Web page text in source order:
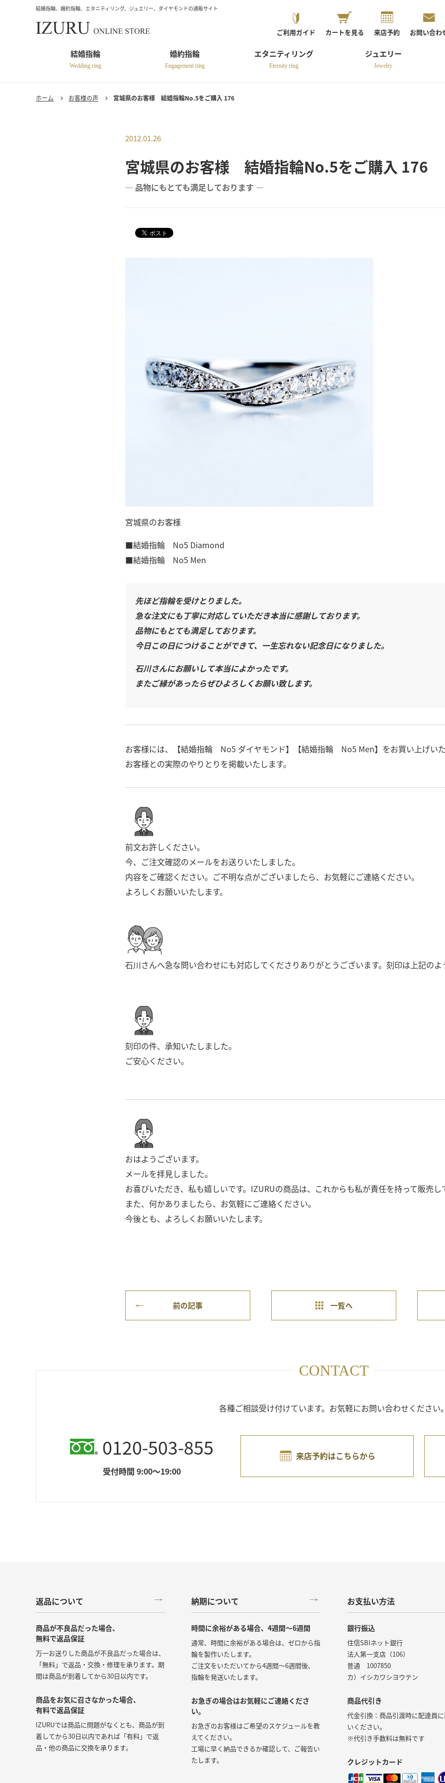
結婚指輪、婚約指輪、エタニティリング、ジュエリー、ダイヤモンドの通販サイト
ご利用ガイド カートを見る 来店予約 お問い合わ
結婚指輪
Wedding ring
婚約指輪
Engagement ring
エタニティリング
Eternity ring
ジュエリー
Jewelry
ホーム お客様の声 宮城県のお客様 結婚指輪No.5をご購入 176
2012.01.26
宮城県のお客様 結婚指輪No.5をご購入 176
― 品物にもとても満足しております ―
宮城県のお客様
■結婚指輪 No5 Diamond
■結婚指輪 No5 Men
先ほど指輪を受けとりました。
急な注文にも丁寧に対応していただき本当に感謝しております。
品物にもとても満足しております。
今日この日につけることができて、一生忘れない記念日になりました。
石川さんにお願いして本当によかったです。
またご縁があったらぜひよろしくお願い致します。
お客様には、【結婚指輪 No5 ダイヤモンド】【結婚指輪 No5 Men】をお買い上げいた
お客様との実際のやりとりを掲載いたします。
前文お許しください。
今、ご注文確認のメールをお送りいたしました。
内容をご確認ください。ご不明な点がございましたら、お気軽にご連絡ください。
よろしくお願いいたします。
石川さんへ急な問い合わせにも対応してくださりありがとうございます。刻印は上記のよ
刻印の件、承知いたしました。
ご安心ください。
おはようございます。
メールを拝見しました。
お喜びいただき、私も嬉しいです。IZURUの商品は、これからも私が責任を持って販売し
また、何かありましたら、お気軽にご連絡ください。
今後とも、よろしくお願いいたします。
前の記事 一覧へ
CONTACT
各種ご相談受け付けています。 お気軽にお問い合わせください。
0120-503-855
受付時間 9:00～19:00
来店予約はこちらから
返品について
商品が不良品だった場合、
無料で返品保証
万一お送りした商品が不良品だった場合は、
「無料」で返品・交換・修理を承ります。期
間は商品が到着してから30日以内です。
商品をお気に召さなかった場合、
有料で返品保証
IZURUでは商品に問題がなくとも、商品が到
着してから30日以内であれば「有料」で返
品・他の商品に交換を承ります。
納期について
時間に余裕がある場合、4週間～6週間
通常、時間に余裕がある場合は、ゼロから指
輪を製作いたします。
ご注文をいただいてから4週間～6週間後、
指輪を発送いたします。
お急ぎの場合はお気軽にご連絡くださ
い。
お急ぎのお客様はご希望のスケジュールを教
えてください。
工場に早く納品できるか確認して、ご報告い
たします。
お支払い方法
銀行振込
住信SBIネット銀行
法人第一支店（106）
普通 1007850
カ）イシカワシヨウテン
商品代引き
代金引換：商品引渡時に配達員
いください。
※代引き手数料は無料です
クレジットカード